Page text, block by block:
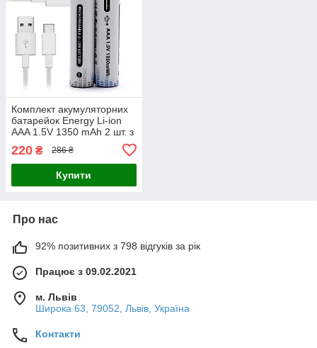
Комплект акумуляторних
батарейок Energy Li-ion
AAA 1.5V 1350 mAh 2 шт. з
(10598)
220 ₴ 286 ₴
Купити
Про нас
92% позитивних з 798 відгуків за рік
Працює з 09.02.2021
м. Львів
Широка 63, 79052, Львів, Україна
Контакти